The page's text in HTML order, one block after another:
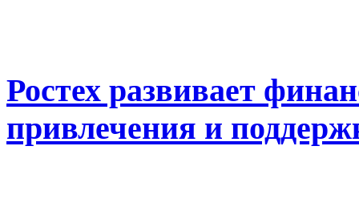
Ростех развивает
привлечения и